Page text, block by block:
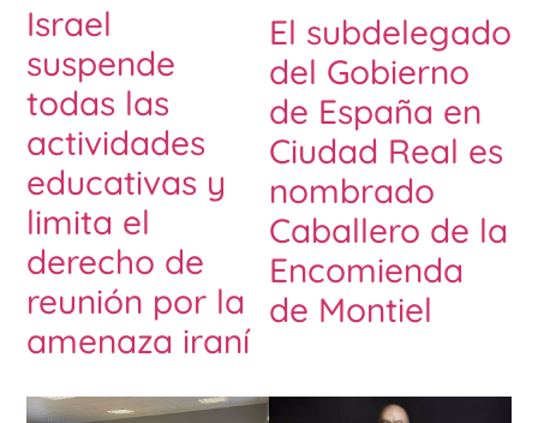
Israel
suspende
todas las
actividades
educativas y
limita el
derecho de
reunión por la
amenaza iraní
El subdelegado
del Gobierno
de España en
Ciudad Real es
nombrado
Caballero de la
Encomienda
de Montiel